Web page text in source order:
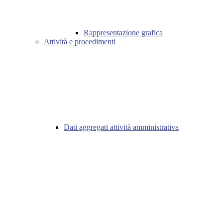
Rappresentazione grafica
Attività e procedimenti
Dati aggregati attività amministrativa